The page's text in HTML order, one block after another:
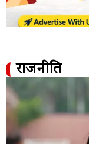
राजनीति